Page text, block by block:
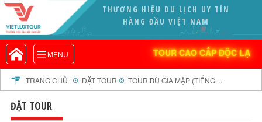
THƯƠNG HIỆU DU LỊCH UY TÍN
HÀNG ĐẦU VIỆT NAM
MENU TOUR CAO CẤP ĐỘC LẠ
VIETLUXTOUR.COM
TOUR CAO CẤP ĐỘC LẠ
TOUR TRONG NƯỚC
TOUR NƯỚC NGOÀI
TOUR KHỞI HÀNH TỪ HÀ NỘI
TOUR KHỞI HÀNH TỪ ĐÀ NẴNG
TRANG CHỦ ĐẶT TOUR TOUR BÙ GIA MẬP (TIẾNG ...
ĐẶT TOUR